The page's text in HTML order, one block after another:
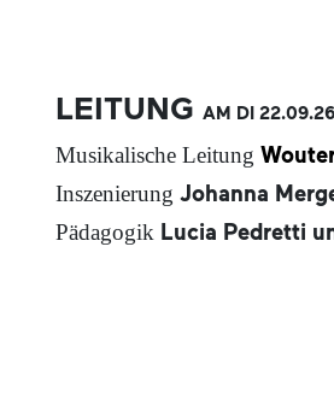
LEITUNG AM DI 22.09.26
Musikalische Leitung
Inszenierung Johanna
Pädagogik Lucia Pedretti